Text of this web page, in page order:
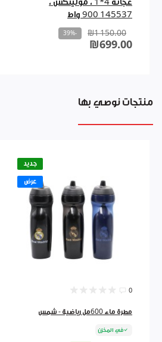
عجانة 4*1 ، مولينكس ،
145537 900 واط
₪1 150.00
-39%
₪699.00
منتجات نوصي بها
جديد
عرض
0
مطرة ماء 600مل رياضية - شمس
في المخزن